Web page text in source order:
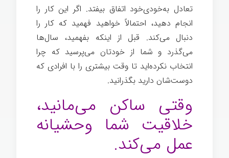
تعادل به‌خودی‌خود اتفاق بیفتد. اگر این کار را
انجام دهید، احتمالاً خواهید فهمید که کار را
دنبال می‌کند. قبل از اینکه بفهمید، سال‌ها
می‌گذرد و شما از خودتان می‌پرسید که چرا
انتخاب نکرده‌اید تا وقت بیشتری را با افرادی که
دوست‌شان دارید بگذرانید.
وقتی ساکن می‌مانید،
خلاقیت شما وحشیانه
عمل می‌کند.